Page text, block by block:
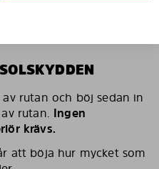
rutan och böj sedan in
rutan. Ingen
krävs.
att böja hur mycket som